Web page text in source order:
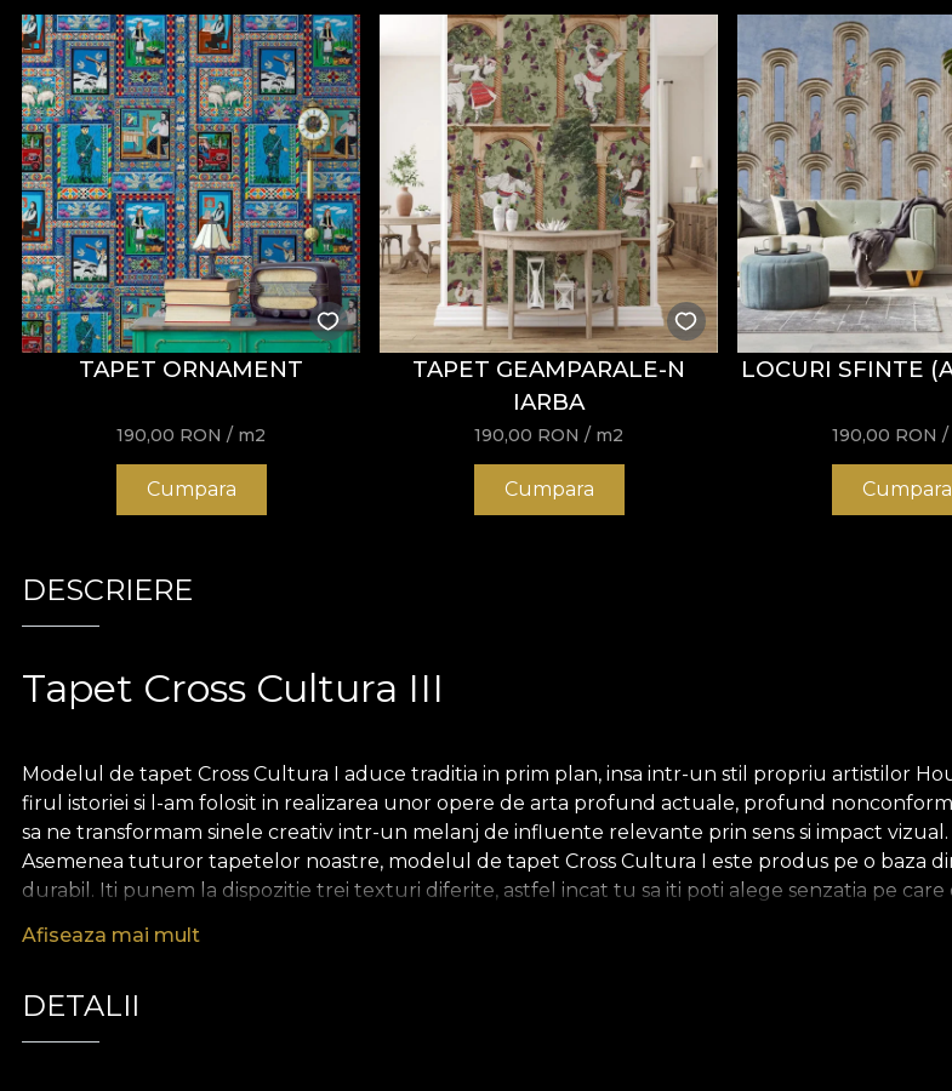
TAPET ORNAMENT
190,00 RON / m2
Cumpara
TAPET GEAMPARALE-N
IARBA
190,00 RON / m2
Cumpara
LOCURI SFINTE
190,00 RON /
Cumpara
DESCRIERE
Tapet Cross Cultura III
Modelul de tapet Cross Cultura I aduce traditia in prim plan, insa intr-un stil propriu artistilor
firul istoriei si l-am folosit in realizarea unor opere de arta profund actuale, profund
sa ne transformam sinele creativ intr-un melanj de influente relevante prin sens si impact vizual.
Asemenea tuturor tapetelor noastre, modelul de tapet Cross Cultura I este produs pe o baza
durabil. Iti punem la dispozitie trei texturi diferite, astfel incat tu sa iti poti alege senzatia pe
aminte de cea a inului bogat.
Colectia Romania Boema
Afiseaza mai mult
DETALII